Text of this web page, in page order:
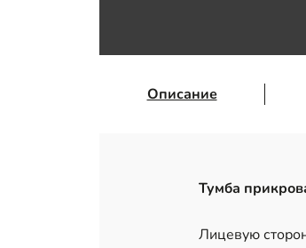
Описание
Тумба
Лицевую